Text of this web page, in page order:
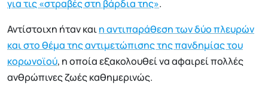
για τις «στραβές στη βάρδια της».
Αντίστοιχη ήταν καιη αντιπαράθεση των δύο πλευρών
και στο θέμα της αντιμετώπισης της πανδημίας του
κορωνοϊού, η οποία εξακολουθεί να αφαιρεί πολλές
ανθρώπινες ζωές καθημερινώς.